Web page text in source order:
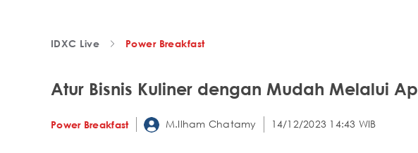
IDXC Live Power Breakfast
Atur Bisnis Kuliner dengan Mudah Melalui
Power Breakfast M.Ilham Chatamy 14/12/2023 14:43 WIB